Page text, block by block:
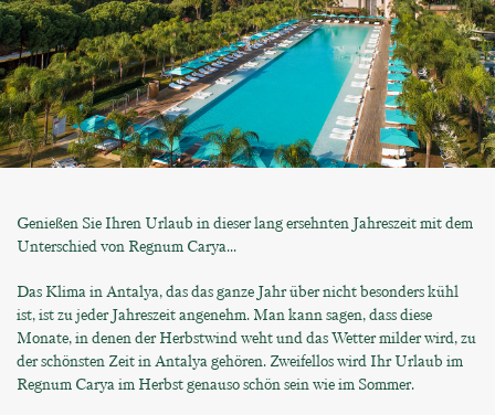
Genießen Sie Ihren Urlaub in dieser lang ersehnten Jahreszeit mit dem
Unterschied von Regnum Carya...
Das Klima in Antalya, das das ganze Jahr über nicht besonders kühl
ist, ist zu jeder Jahreszeit angenehm. Man kann sagen, dass diese
Monate, in denen der Herbstwind weht und das Wetter milder wird, zu
der schönsten Zeit in Antalya gehören. Zweifellos wird Ihr Urlaub im
Regnum Carya im Herbst genauso schön sein wie im Sommer.